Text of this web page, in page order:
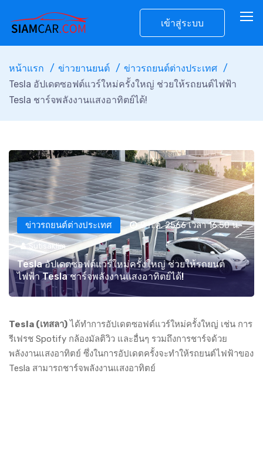
เข้าสู่ระบบ
หน้าแรก ข่าวยานยนต์
ข่าวรถยนต์ต่างประเทศ
Tesla อัปเดตซอฟต์แวร์ใหม่ครั้งใหญ่ ช่วยให้รถยนต์ไฟฟ้า
Tesla ชาร์จพลังงานแสงอาทิตย์ได้!
ข่าวรถยนต์ต่างประเทศ 9 ก.ค. 2566 เวลา 16:50 น.
Sutisaklim
Tesla อัปเดตซอฟต์แวร์ใหม่ครั้งใหญ่ ช่วยให้รถยนต์
ไฟฟ้า Tesla ชาร์จพลังงานแสงอาทิตย์ได้!
Tesla (เทสลา)ได้ทำการอัปเดตซอฟต์แวร์ใหม่ครั้งใหญ่ เช่น การ
รีเฟรช Spotify กล้องมัลติวิว และอื่นๆ รวมถึงการชาร์จด้วย
พลังงานแสงอาทิตย์ ซึ่งในการอัปเดตครั้งจะทำให้รถยนต์ไฟฟ้าของ
Tesla สามารถชาร์จพลังงานแสงอาทิตย์